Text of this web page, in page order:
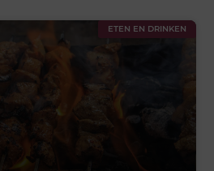
ETEN EN DRINKEN